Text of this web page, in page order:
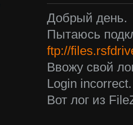
Добрый день.
Пытаюсь
ftp://
Ввожу свой
Login incorrect.
Вот лог из